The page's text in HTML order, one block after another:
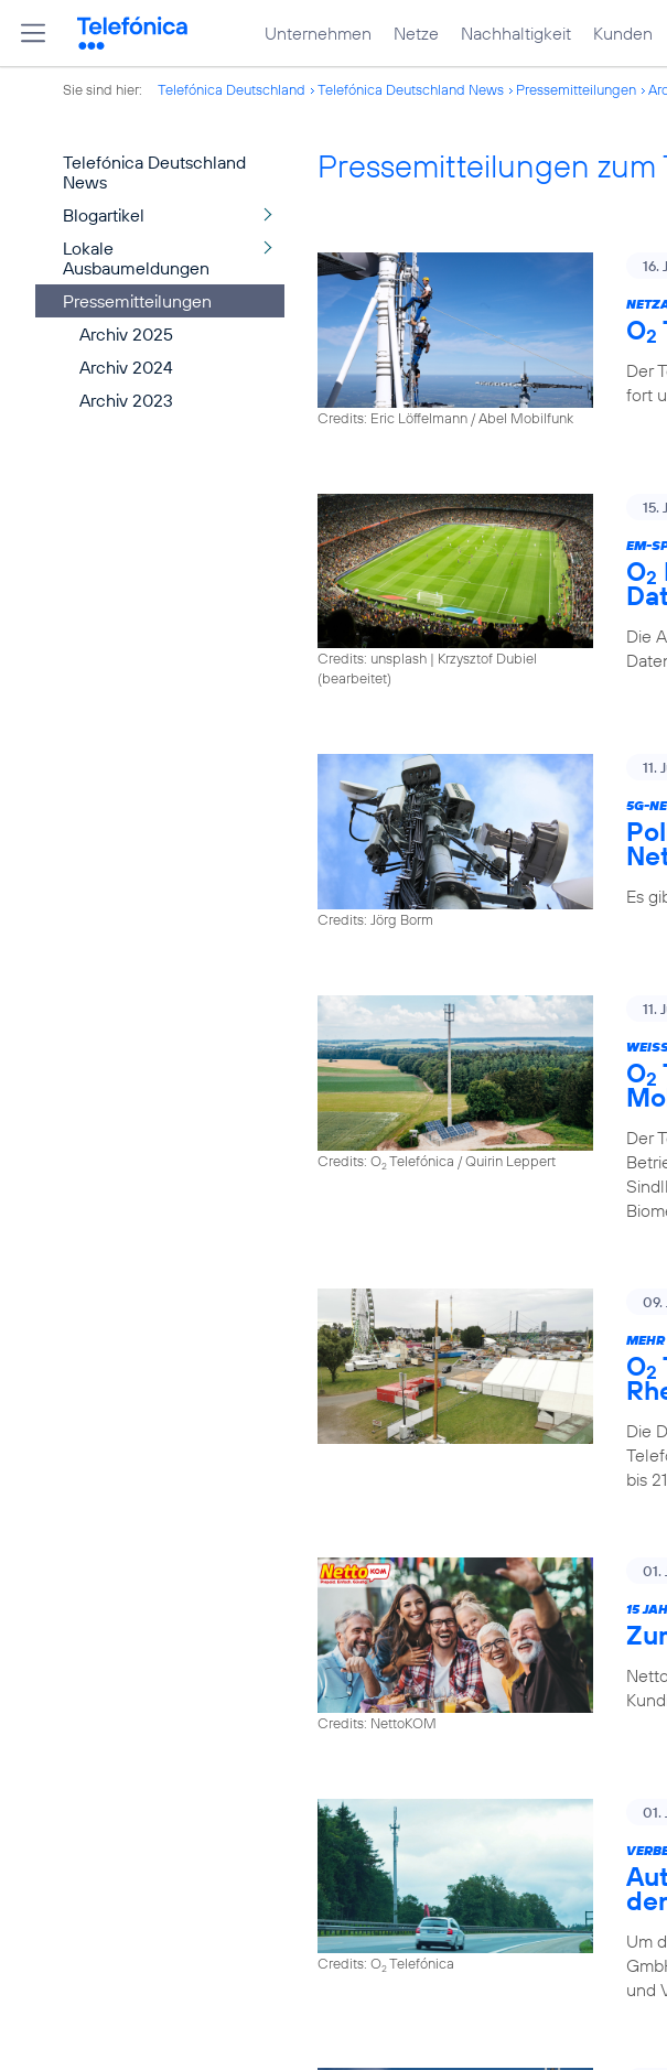
Unternehmen Netze Nachhaltigkeit Kunden
Sie sind hier: Telefónica Deutschland Telefónica Deutschland News Pressemitteilungen
Telefónica Deutschland
News
Blogartikel
Lokale
Ausbaumeldungen
Pressemitteilungen
Archiv 2025
Archiv 2024
Archiv 2023
Pressemitteilungen zum
Credits: Eric Löffelmann / Abel Mobilfunk
16.
O2
Der
fort
Credits: unsplash | Krzysztof Dubiel
(bearbeitet)
15.
EM-
O2
Die
Credits: Jörg Borm
11.
5G-
Es
Credits: O2Telefónica / Quirin Leppert
11.
O2
Der
09.
O2
Die
bis
Credits: NettoKOM
01.
15
Credits: O2Telefónica
01.
Um
und